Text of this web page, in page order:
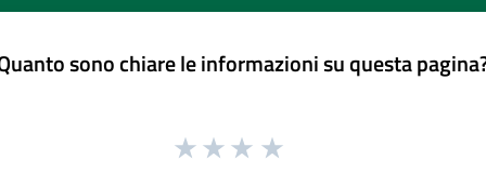
sono chiare le informazioni su questa